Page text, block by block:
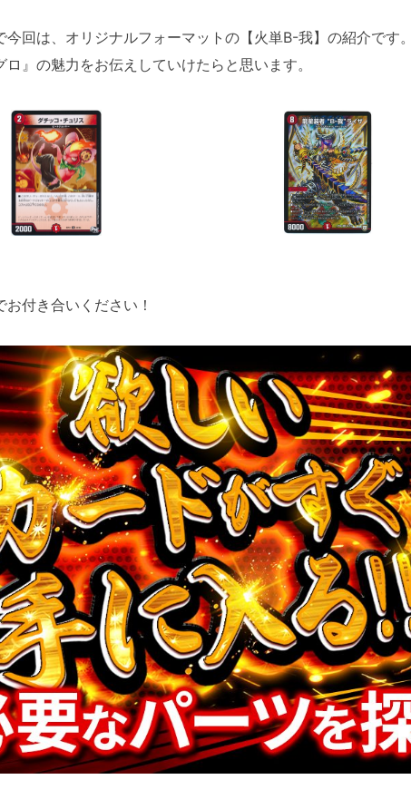
今回は、オリジナルフォーマットの【火単B-我】の紹介です。
ロ』の魅力をお伝えしていけたらと思います。
お付き合いください！